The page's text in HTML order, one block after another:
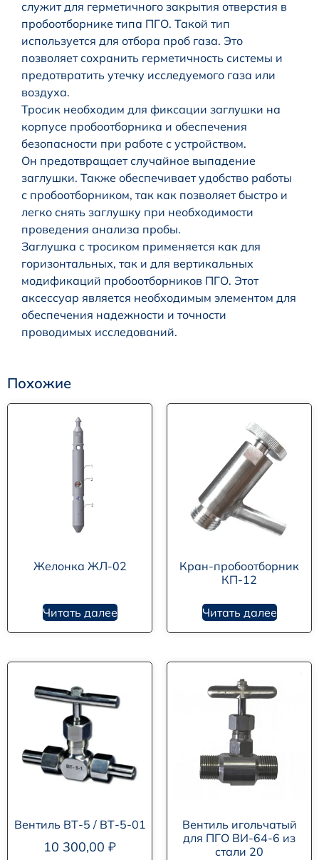
служит для герметичного закрытия отверстия в
пробоотборнике типа ПГО. Такой тип
используется для отбора проб газа. Это
позволяет сохранить герметичность системы и
предотвратить утечку исследуемого газа или
воздуха.
Тросик необходим для фиксации заглушки на
корпусе пробоотборника и обеспечения
безопасности при работе с устройством.
Он предотвращает случайное выпадение
заглушки. Также обеспечивает удобство работы
с пробоотборником, так как позволяет быстро и
легко снять заглушку при необходимости
проведения анализа пробы.
Заглушка с тросиком применяется как для
горизонтальных, так и для вертикальных
модификаций пробоотборников ПГО. Этот
аксессуар является необходимым элементом для
обеспечения надежности и точности
проводимых исследований.
Похожие
Желонка ЖЛ-02
Читать далее
Кран-пробоотборник
КП-12
Читать далее
Вентиль ВТ-5 / ВТ-5-01
10 300,00 ₽
Вентиль игольчатый
для ПГО ВИ-64-6 из
стали 20